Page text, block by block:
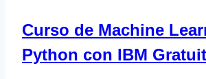
Curso de Machine
Python con IBM